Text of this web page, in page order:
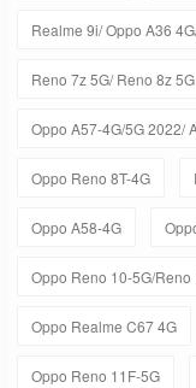
Realme 9i/ Oppo A36
Reno 7z 5G/ Reno 8z 5G
Oppo A57-4G/5G 2022/
Oppo Reno 8T-4G
Oppo A58-4G
Oppo Reno 10-5G/Reno
Oppo Realme C67 4G
Oppo Reno 11F-5G